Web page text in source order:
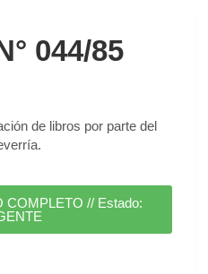
044/85
de libros por parte del
COMPLETO // Estado: